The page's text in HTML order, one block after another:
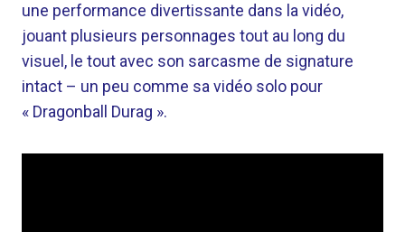
une performance divertissante dans la vidéo,
jouant plusieurs personnages tout au long du
visuel, le tout avec son sarcasme de signature
intact – un peu comme sa vidéo solo pour
« Dragonball Durag ».